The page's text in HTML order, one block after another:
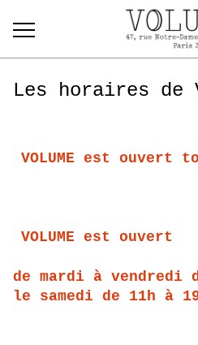
Les horaires de
VOLUME est ouvert
VOLUME est ouvert
de mardi à vendredi
le samedi de 11h à